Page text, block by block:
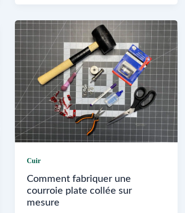
café
pour
résultat
magnifique
Cuir
Comment fabriquer une
courroie plate collée sur
mesure